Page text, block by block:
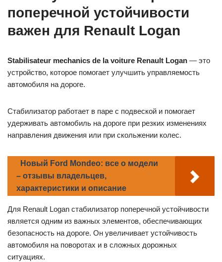
поперечной устойчивости
важен для Renault Logan
Stabilisateur mechanics de la voiture Renault Logan — это
устройство, которое помогает улучшить управляемость
автомобиля на дороге.
Стабилизатор работает в паре с подвеской и помогает
удерживать автомобиль на дороге при резких изменениях
направления движения или при скольжении колес.
Новый Ford Mondeo: все о модели
– отзывы владельцев,
характеристики и описание
Для Renault Logan стабилизатор поперечной устойчивости
является одним из важных элементов, обеспечивающих
безопасность на дороге. Он увеличивает устойчивость
автомобиля на поворотах и в сложных дорожных
ситуациях.